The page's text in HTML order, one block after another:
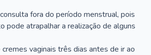
fora do período menstrual, pois
pode atrapalhar a realização de alguns
vaginais três dias antes de ir ao